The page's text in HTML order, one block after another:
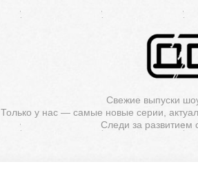
Свежие выпуски
Только у нас — самые новые серии,
Следи за развитием